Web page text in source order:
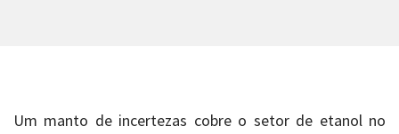
Um manto de incertezas cobre o setor de etanol no